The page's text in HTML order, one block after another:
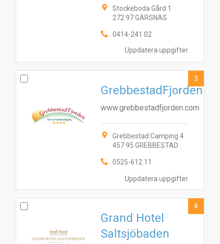
Uppdatera uppgifter
Stockeboda Gård 1
272 97 GÄRSNÄS
0414-241 02
Uppdatera uppgifter
GrebbestadFjorden
www.grebbestadfjorden.com
Grebbestad Camping 4
457 95 GREBBESTAD
0525-612 11
3
Grand Hotel
Saltsjöbaden
4